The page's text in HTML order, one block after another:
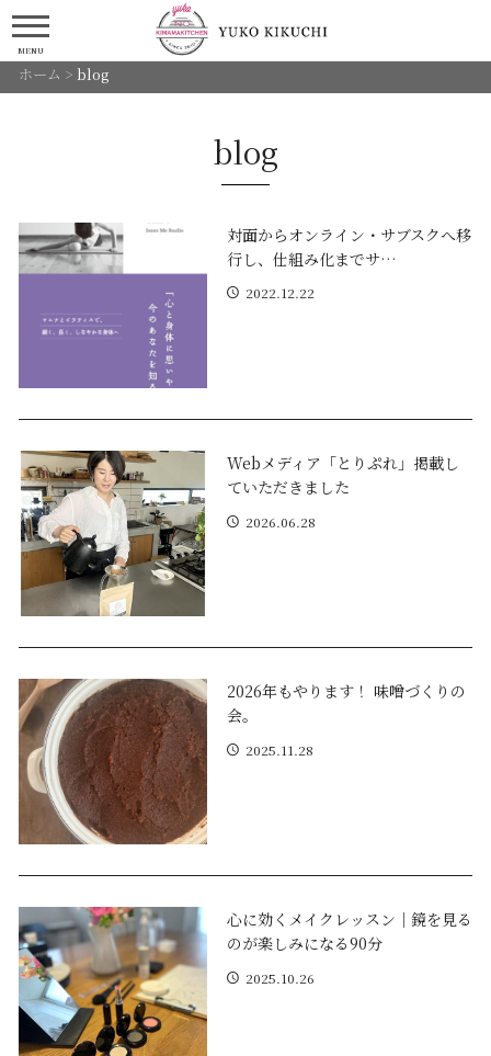
MENU
ホーム > blog
blog
対面からオンライン・サブスクへ移
行し、仕組み化までサ…
2022.12.22
Webメディア「とりぷれ」掲載し
ていただきました
2026.06.28
2026年もやります！ 味噌づくりの
会。
2025.11.28
心に効くメイクレッスン｜鏡を見る
のが楽しみになる90分
2025.10.26